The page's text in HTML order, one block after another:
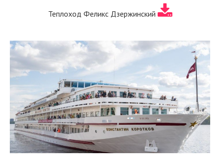
Теплоход Феликс Дзержинский